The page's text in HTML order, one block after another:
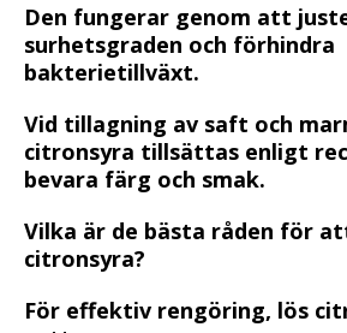
Den fungerar genom att
surhetsgraden och förhindra
bakterietillväxt.
Vid tillagning av saft och
citronsyra tillsättas enligt
bevara färg och smak.
Vilka är de bästa råden för
citronsyra?
För effektiv rengöring, lös